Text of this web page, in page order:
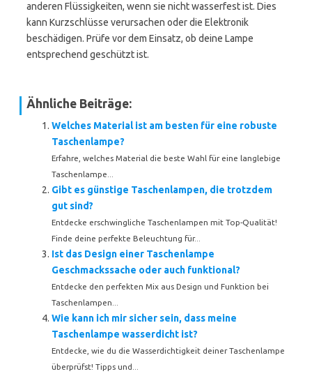
anderen Flüssigkeiten, wenn sie nicht wasserfest ist. Dies
kann Kurzschlüsse verursachen oder die Elektronik
beschädigen. Prüfe vor dem Einsatz, ob deine Lampe
entsprechend geschützt ist.
Ähnliche Beiträge:
Welches Material ist am besten für eine robuste
Taschenlampe?
Erfahre, welches Material die beste Wahl für eine langlebige
Taschenlampe...
Gibt es günstige Taschenlampen, die trotzdem
gut sind?
Entdecke erschwingliche Taschenlampen mit Top-Qualität!
Finde deine perfekte Beleuchtung für...
Ist das Design einer Taschenlampe
Geschmackssache oder auch funktional?
Entdecke den perfekten Mix aus Design und Funktion bei
Taschenlampen...
Wie kann ich mir sicher sein, dass meine
Taschenlampe wasserdicht ist?
Entdecke, wie du die Wasserdichtigkeit deiner Taschenlampe
überprüfst! Tipps und...